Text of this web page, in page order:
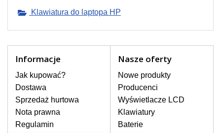
swojej pozycji? Kup nową klawiaturę,
Oferujemy oryginalne klawiatury w
stronie internetowej ją znajdziesz za
pomocy wyszukiwarki. Wystarczy znać
model laptopa. Przy każdej klawiaturze
nie może brakować szczególowe zdjęcie
do aktualnego stanu naszego magazynu.
Klawiatura do laptopa HP
Informacje
Jak kupować?
Dostawa
Sprzedaż hurtowa
Nota prawna
Regulamin
Nasze oferty
Nowe produkty
Producenci
Wyświetlacze LCD
Klawiatury
Baterie